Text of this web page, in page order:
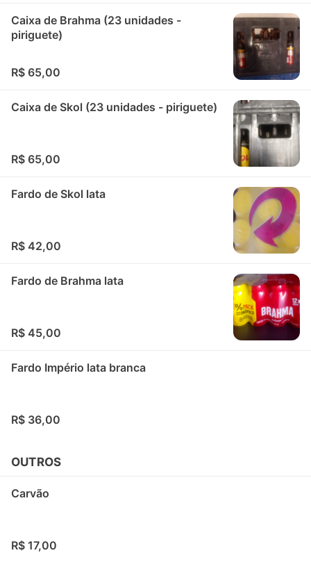
Caixa de Brahma (23 unidades -
piriguete)
R$ 65,00
Caixa de Skol (23 unidades - piriguete)
R$ 65,00
Fardo de Skol lata
R$ 42,00
Fardo de Brahma lata
R$ 45,00
Fardo Império lata branca
R$ 36,00
OUTROS
Carvão
R$ 17,00